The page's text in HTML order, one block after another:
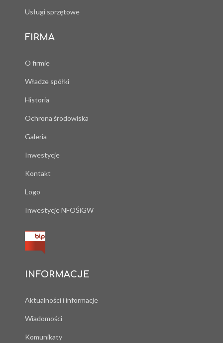
Usługi sprzętowe
FIRMA
O firmie
Władze spółki
Historia
Ochrona środowiska
Galeria
Inwestycje
Kontakt
Logo
Inwestycje NFOŚiGW
INFORMACJE
Aktualności i informacje
Wiadomości
Komunikaty